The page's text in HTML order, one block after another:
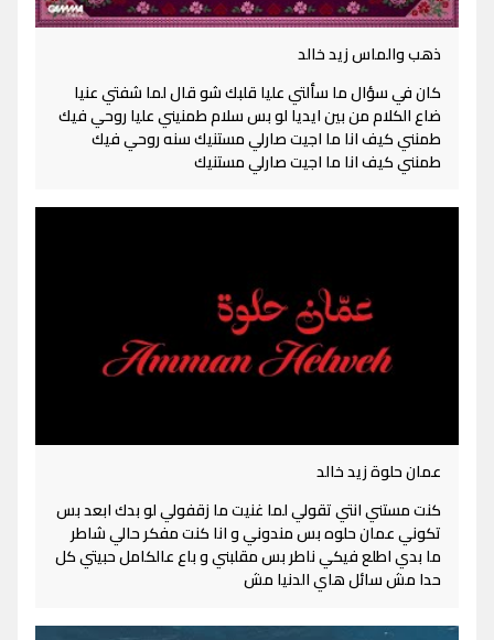
ذهب والماس زيد خالد
كان في سؤال ما سألتي عليا قلبك شو قال لما شفتي عنيا
ضاع الكلام من بين ايديا لو بس سلام طمنيني عليا روحي فيك
طمنني كيف انا ما اجيت صارلي مستنيك سنه روحي فيك
طمنني كيف انا ما اجيت صارلي مستنيك
عمان حلوة زيد خالد
كنت مستني انتي تقولي لما غنيت ما زقفولي لو بدك ابعد بس
تكوني عمان حلوه بس مندوني و انا كنت مفكر حالي شاطر
ما بدي اطلع فيكي ناطر بس مقلبني و باع عالكامل حبيتي كل
حدا مش سائل هاي الدنيا مش